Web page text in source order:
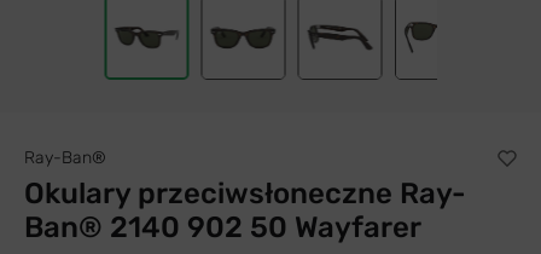
Ray-Ban®
Okulary przeciwsłoneczne Ray-
Ban® 2140 902 50 Wayfarer